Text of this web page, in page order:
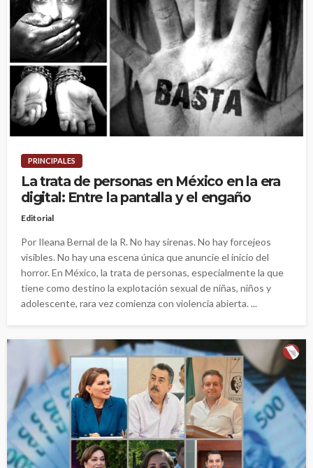
PRINCIPALES
La trata de personas en México en la era
digital: Entre la pantalla y el engaño
Editorial
Por Ileana Bernal de la R. No hay sirenas. No hay forcejeos
visibles. No hay una escena única que anuncie el inicio del
horror. En México, la trata de personas, especialmente la que
tiene como destino la explotación sexual de niñas, niños y
adolescente, rara vez comienza con violencia abierta. ...